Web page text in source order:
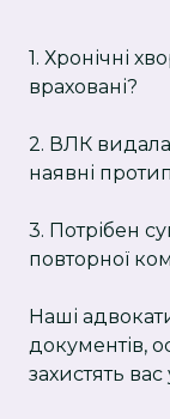
1. Хронічні
враховані?
2. ВЛК
наявні
3. Потрібен
повторної
Наші
документів,
захистять вас